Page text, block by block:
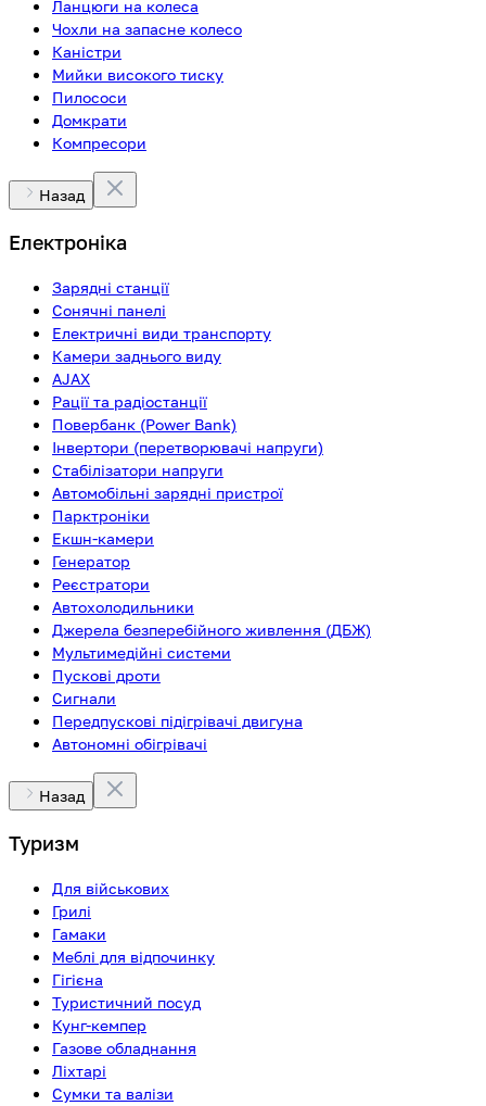
Ланцюги на колеса
Чохли на запасне колесо
Каністри
Мийки високого тиску
Пилососи
Домкрати
Компресори
Назад
Електроніка
Зарядні станції
Сонячні панелі
Електричні види транспорту
Камери заднього виду
AJAX
Рації та радіостанції
Повербанк (Power Bank)
Інвертори (перетворювачі напруги)
Стабілізатори напруги
Автомобільні зарядні пристрої
Парктроніки
Екшн-камери
Генератор
Реєстратори
Автохолодильники
Джерела безперебійного живлення (ДБЖ)
Мультимедійні системи
Пускові дроти
Сигнали
Передпускові підігрівачі двигуна
Автономні обігрівачі
Назад
Туризм
Для військових
Грилі
Гамаки
Меблі для відпочинку
Гігієна
Туристичний посуд
Кунг-кемпер
Газове обладнання
Ліхтарі
Сумки та валізи